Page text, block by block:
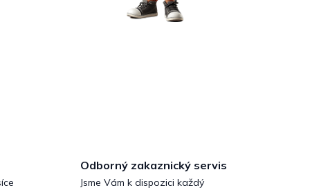
Odborný zakaznický servis
Jsme Vám k dispozici každý